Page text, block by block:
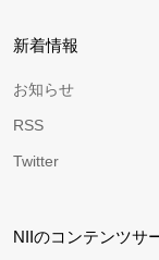
新着情報
お知らせ
RSS
Twitter
NIIのコンテンツサ